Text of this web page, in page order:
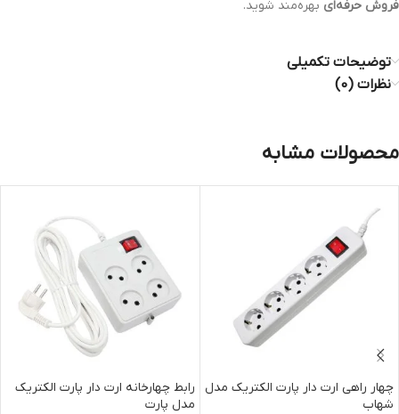
فروش حرفه‌ای بهره‌مند شوید.
توضیحات تکمیلی
نظرات (0)
محصولات مشابه
چهار راهی ارت دار پارت الکتریک مدل
شهاب
رابط چهارخانه ارت دار پارت الکتریک
مدل پارت